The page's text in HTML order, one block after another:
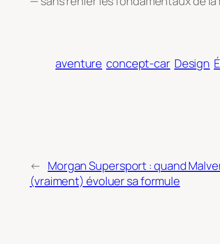
aventure concept-car Design
← Morgan Supersport : quand
(vraiment) évoluer sa formule